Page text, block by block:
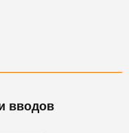
вводов